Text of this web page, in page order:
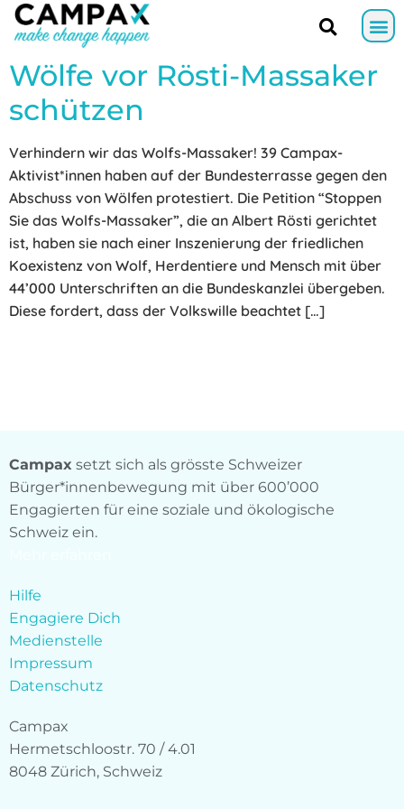
Wölfe vor Rösti-Massaker
schützen
Verhindern wir das Wolfs-Massaker! 39 Campax-
Aktivist*innen haben auf der Bundesterrasse gegen den
Abschuss von Wölfen protestiert. Die Petition “Stoppen
Sie das Wolfs-Massaker”, die an Albert Rösti gerichtet
ist, haben sie nach einer Inszenierung der friedlichen
Koexistenz von Wolf, Herdentiere und Mensch mit über
44’000 Unterschriften an die Bundeskanzlei übergeben.
Diese fordert, dass der Volkswille beachtet […]
Campax setzt sich als grösste Schweizer
Bürger*innenbewegung mit über 600’000
Engagierten für eine soziale und ökologische
Schweiz ein.
Hilfe
Engagiere Dich
Medienstelle
Impressum
Datenschutz
Campax
Hermetschloostr. 70 / 4.01
8048 Zürich, Schweiz